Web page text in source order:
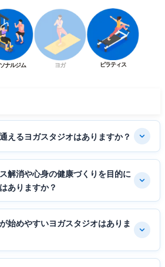
ナルジム ヨガ ピラティス
えるヨガスタジオはありますか？
解消や心身の健康づくりを目的に
ありますか？
始めやすいヨガスタジオはありま